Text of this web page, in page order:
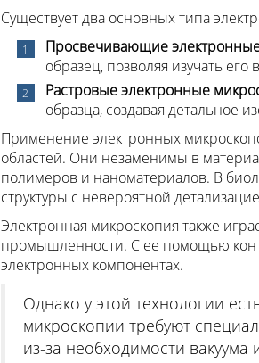
Существует два основных типа
Просвечивающие
образец, позволяя изучать его
Растровые электронные
образца, создавая детальное
Применение электронных
областей. Они незаменимы в
полимеров и наноматериалов. В
структуры с невероятной
Электронная микроскопия также
промышленности. С ее помощью
электронных компонентах.
Однако у этой технологии
микроскопии требуют
из-за необходимости вакуума